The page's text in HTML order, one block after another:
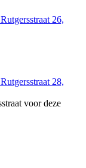
26,
28,
voor deze